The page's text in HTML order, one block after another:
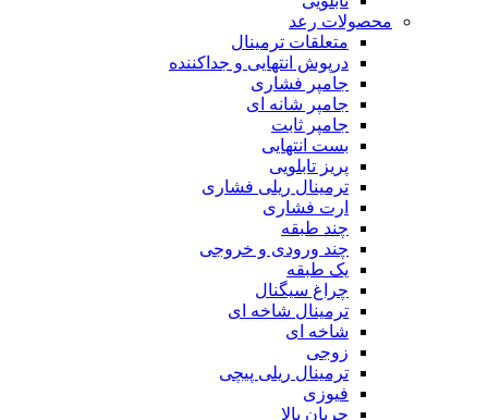
محصولات رعد
متعلقات ترمینال
درپوش انتهایی و جداکننده
جامپر فشاری
جامپر شانه ای
جامپر ثابت
بست انتهایی
پریز تابلویی
ترمینال ریلی فشاری
ارت فشاری
چند طبقه
چند ورودی و خروجی
یک طبقه
چراغ سیگنال
ترمینال شاخه ای
شاخه ای
زوجی
ترمینال ریلی پیچی
فیوزی
جریان بالا